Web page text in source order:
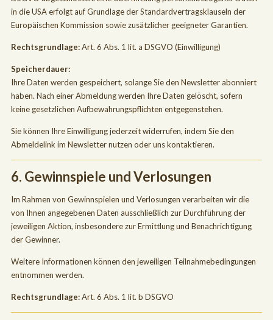
in die USA erfolgt auf Grundlage der Standardvertragsklauseln der
Europäischen Kommission sowie zusätzlicher geeigneter Garantien.
Rechtsgrundlage:Art. 6 Abs. 1 lit. a DSGVO (Einwilligung)
Speicherdauer:
Ihre Daten werden gespeichert, solange Sie den Newsletter abonniert
haben. Nach einer Abmeldung werden Ihre Daten gelöscht, sofern
keine gesetzlichen Aufbewahrungspflichten entgegenstehen.
Sie können Ihre Einwilligung jederzeit widerrufen, indem Sie den
Abmeldelink im Newsletter nutzen oder uns kontaktieren.
6. Gewinnspiele und Verlosungen
Im Rahmen von Gewinnspielen und Verlosungen verarbeiten wir die
von Ihnen angegebenen Daten ausschließlich zur Durchführung der
jeweiligen Aktion, insbesondere zur Ermittlung und Benachrichtigung
der Gewinner.
Weitere Informationen können den jeweiligen Teilnahmebedingungen
entnommen werden.
Rechtsgrundlage:Art. 6 Abs. 1 lit. b DSGVO